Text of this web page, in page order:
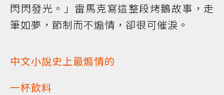
閃閃發光。」雷馬克寫這整段烤鵝故事，走
筆如夢，節制而不煽情，卻很可催淚。
中文小說史上最煽情的
一杯飲料